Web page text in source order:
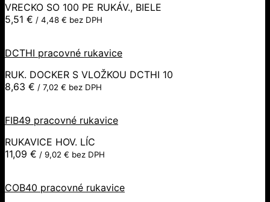
VRECKO SO 100 PE RUKÁV., BIELE
5,51 € / 4,48 € bez DPH
DCTHI pracovné rukavice
RUK. DOCKER S VLOŽKOU DCTHI 10
8,63 € / 7,02 € bez DPH
FIB49 pracovné rukavice
RUKAVICE HOV. LÍC
11,09 € / 9,02 € bez DPH
COB40 pracovné rukavice